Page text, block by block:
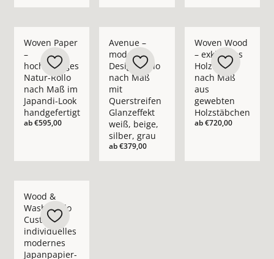
Woven Paper
–
hochwertiges
Natur-Rollo
nach Maß im
Japandi-Look
handgefertigt
ab€595,00
Avenue –
modernes
Design-Rollo
nach Maß
mit
Querstreifen
Glanzeffekt
weiß, beige,
silber, grau
ab€379,00
Woven Wood
– exklusives
Holzrollo
nach Maß
aus
gewebten
Holzstäbchen
ab€720,00
Wood &
Washi Rollo
Custom –
individuelles
modernes
Japanpapier-